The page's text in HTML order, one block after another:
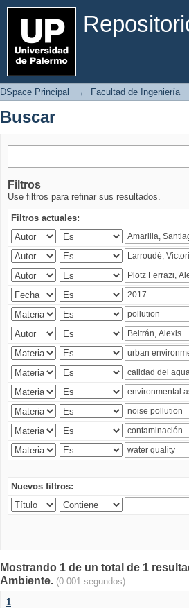
Buscar
DSpace Principal → Facultad de Ingeniería
Buscar
Filtros
Use filtros para refinar sus resultados.
Filtros actuales:
Nuevos filtros:
Mostrando 1 de un total de 1
Ambiente. (0.001 segundos)
1